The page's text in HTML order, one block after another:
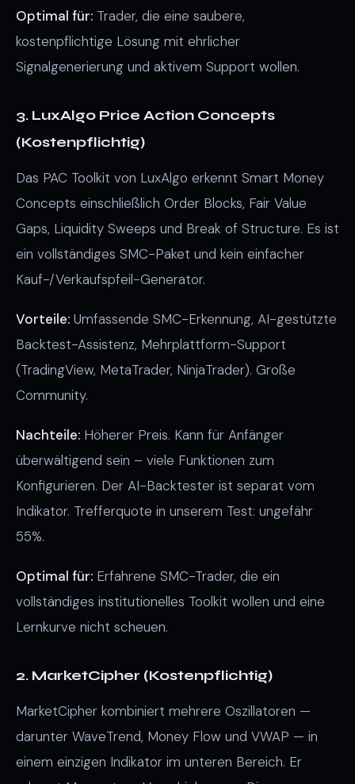
Optimal für: Trader, die eine saubere,
kostenpflichtige Lösung mit ehrlicher
Signalgenerierung und aktivem Support wollen.
3. LuxAlgo Price Action Concepts
(Kostenpflichtig)
Das PAC Toolkit von LuxAlgo erkennt Smart Money
Concepts einschließlich Order Blocks, Fair Value
Gaps, Liquidity Sweeps und Break of Structure. Es ist
ein vollständiges SMC-Paket und kein einfacher
Kauf-/Verkaufspfeil-Generator.
Vorteile: Umfassende SMC-Erkennung, AI-gestützte
Backtest-Assistenz, Mehrplattform-Support
(TradingView, MetaTrader, NinjaTrader). Große
Community.
Nachteile: Höherer Preis. Kann für Anfänger
überwältigend sein – viele Funktionen zum
Konfigurieren. Der AI-Backtester ist separat vom
Indikator. Trefferquote in unserem Test: ungefähr
55%.
Optimal für: Erfahrene SMC-Trader, die ein
vollständiges institutionelles Toolkit wollen und eine
Lernkurve nicht scheuen.
2. MarketCipher (Kostenpflichtig)
MarketCipher kombiniert mehrere Oszillatoren —
darunter WaveTrend, Money Flow und VWAP — in
einem einzigen Indikator im unteren Bereich. Er